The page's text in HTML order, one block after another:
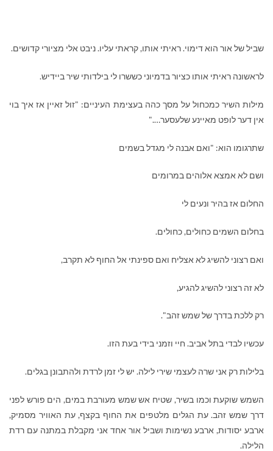
שביל של אור הוא דימוי. ראיתי אותו, קראתי עליו. ניבט אלי מציורי קדושים.
לראשונה ראיתי אותו כציור בדמיוני כששרו לי בילדותי שיר ביידיש.
מילות השיר כמכחול על מסך כהה בעצימת העיניים: "זול זאיין אז איך בוי
אין דער לופט מאיינע שלעסער…."
שתרגומו הוא: "ואם אבנה לי מגדל בשמים
ושם לא אמצא אלוהים במרומים
החלום אז בהיר ונעים לי
בחלום השמים כחולים, כחולים.
ואם רצוני להשיג לא אצליח ואם ספינתי אל החוף לא תקרב,
לא זה רצוני להשיג להגיע,
רק ללכת בדרך של שמש זהב".
עכשיו לבדי בתל אביב. חיי וזמני בידי בעת הזו.
בלילות רק אני שרה לעצמי שירי לילה. יש לי זמן לרדת ולהתבונן בגלים.
השמש שוקעת וכמו בשיר, שטיח אש שמש מעורבת במים, הים פורש לפני
דרך שמש זהב. עת הגלים מלטפים את החוף בקצף, עת האוויר מסמיק,
ארבע יסודות, ארבע נשימות ושביל אור אחד אני מקבלת במתנה עם רדת
הלילה.